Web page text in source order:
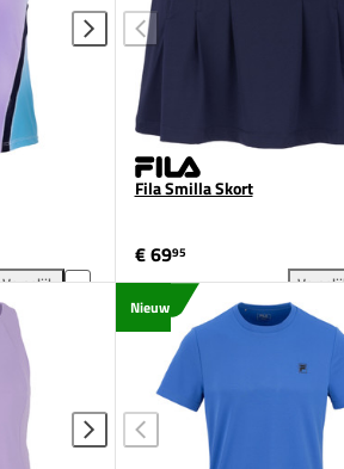
Vergelijk
Fila Savannah Top toevoegen aan vergelijking
Fila Smilla Skort
€ 6995
Nieuw